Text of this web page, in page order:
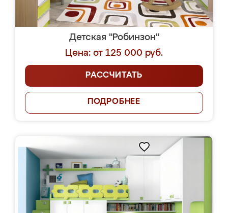
Детская "Робинзон"
Цена: от 125 000 руб.
РАССЧИТАТЬ
ПОДРОБНЕЕ